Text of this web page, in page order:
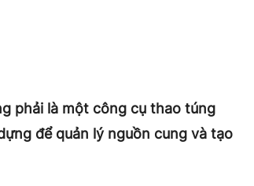
phải là một công cụ thao túng
để quản lý nguồn cung và tạo